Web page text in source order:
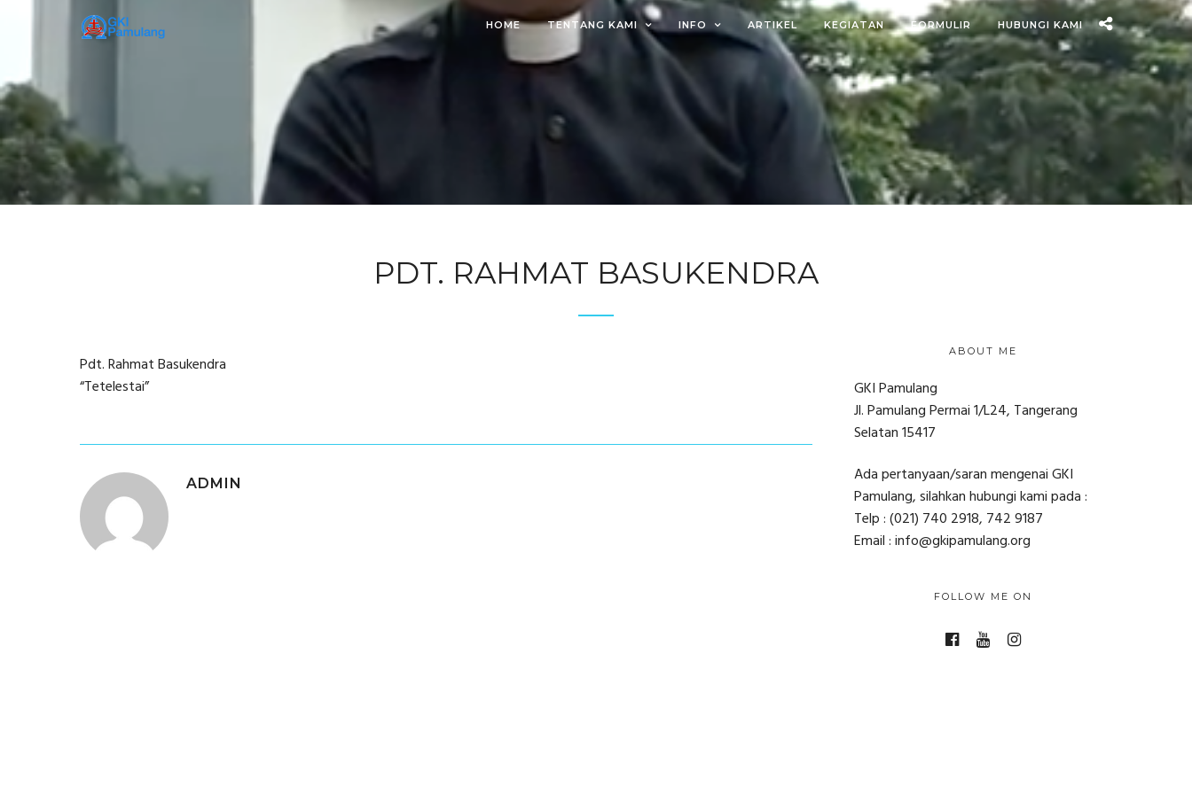
HOME TENTANG KAMI INFO ARTIKEL KEGIATAN FORMULIR HUBUNGI KAMI
PDT. RAHMAT BASUKENDRA
Pdt. Rahmat Basukendra
“Tetelestai”
ADMIN
ABOUT ME
GKI Pamulang
Jl. Pamulang Permai 1/L24, Tangerang
Selatan 15417
Ada pertanyaan/saran mengenai GKI
Pamulang, silahkan hubungi kami pada :
Telp : (021) 740 2918, 742 9187
Email : info@gkipamulang.org
FOLLOW ME ON